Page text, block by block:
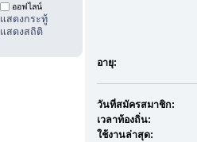
ออฟไลน์
แสดงกระทู้
แสดงสถิติ
อายุ:
วันที่สมัครสมาชิก:
เวลาท้องถิ่น:
ใช้งานล่าสุด: